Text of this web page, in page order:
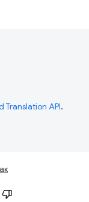
Translation API.